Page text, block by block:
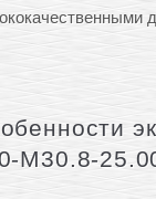
М30.8-